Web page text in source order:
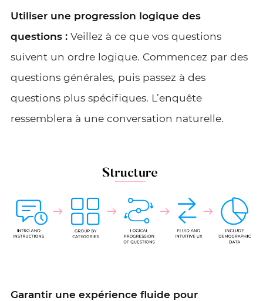
Utiliser une progression logique des
questions : Veillez à ce que vos questions
suivent un ordre logique. Commencez par des
questions générales, puis passez à des
questions plus spécifiques. L’enquête
ressemblera à une conversation naturelle.
Garantir une expérience fluide pour